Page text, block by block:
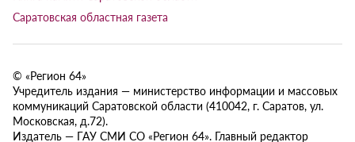
Саратовская областная газета
© «Регион 64»
Учредитель издания — министерство информации и массовых
коммуникаций Саратовской области (410042, г. Саратов, ул.
Московская, д.72).
Издатель — ГАУ СМИ СО «Регион 64». Главный редактор